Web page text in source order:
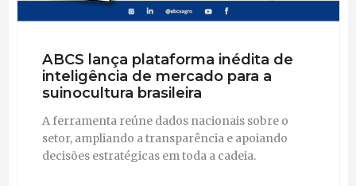
ABCS lança plataforma inédita de
inteligência de mercado para a
suinocultura brasileira
A ferramenta reúne dados nacionais sobre o
setor, ampliando a transparência e apoiando
decisões estratégicas em toda a cadeia.